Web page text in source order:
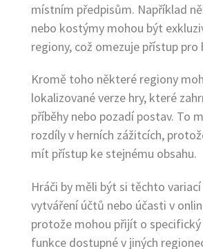
místním předpisům. Například
nebo kostýmy mohou být
regiony, což omezuje přístup pro
Kromě toho některé regiony
lokalizované verze hry, které
příběhy nebo pozadí postav. To
rozdíly v herních zážitcích,
mít přístup ke stejnému obsahu.
Hráči by měli být si těchto
vytváření účtů nebo účasti v
protože mohou přijít o specifický
funkce dostupné v jiných